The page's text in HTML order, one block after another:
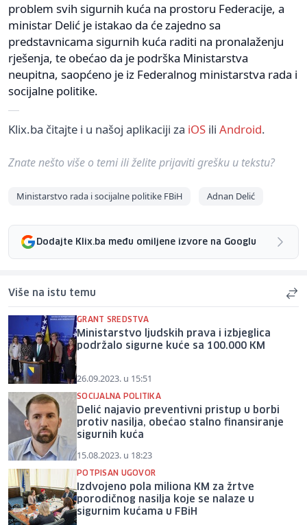
problem svih sigurnih kuća na prostoru Federacije, a
ministar Delić je istakao da će zajedno sa
predstavnicama sigurnih kuća raditi na pronalaženju
rješenja, te obećao da je podrška Ministarstva
neupitna, saopćeno je iz Federalnog ministarstva rada i
socijalne politike.
Klix.ba čitajte i u našoj aplikaciji za iOS ili Android.
Znate nešto više o temi ili želite prijaviti grešku u tekstu?
Ministarstvo rada i socijalne politike FBiH Adnan Delić
Dodajte Klix.ba među omiljene izvore na Googlu
Više na istu temu
GRANT SREDSTVA
Ministarstvo ljudskih prava i izbjeglica
podržalo sigurne kuće sa 100.000 KM
26.09.2023. u 15:51
SOCIJALNA POLITIKA
Delić najavio preventivni pristup u borbi
protiv nasilja, obećao stalno finansiranje
sigurnih kuća
15.08.2023. u 18:23
POTPISAN UGOVOR
Izdvojeno pola miliona KM za žrtve
porodičnog nasilja koje se nalaze u
sigurnim kućama u FBiH